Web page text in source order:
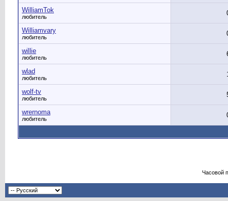
WilliamTok
любитель
Williamvary
любитель
willie
любитель
wlad
любитель
wolf-tv
любитель
wrernoma
любитель
Часовой